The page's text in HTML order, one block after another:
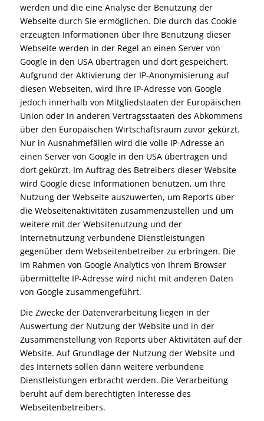
werden und die eine Analyse der Benutzung der
Webseite durch Sie ermöglichen. Die durch das Cookie
erzeugten Informationen über Ihre Benutzung dieser
Webseite werden in der Regel an einen Server von
Google in den USA übertragen und dort gespeichert.
Aufgrund der Aktivierung der IP-Anonymisierung auf
diesen Webseiten, wird Ihre IP-Adresse von Google
jedoch innerhalb von Mitgliedstaaten der Europäischen
Union oder in anderen Vertragsstaaten des Abkommens
über den Europäischen Wirtschaftsraum zuvor gekürzt.
Nur in Ausnahmefällen wird die volle IP-Adresse an
einen Server von Google in den USA übertragen und
dort gekürzt. Im Auftrag des Betreibers dieser Website
wird Google diese Informationen benutzen, um Ihre
Nutzung der Webseite auszuwerten, um Reports über
die Webseitenaktivitäten zusammenzustellen und um
weitere mit der Websitenutzung und der
Internetnutzung verbundene Dienstleistungen
gegenüber dem Webseitenbetreiber zu erbringen. Die
im Rahmen von Google Analytics von Ihrem Browser
übermittelte IP-Adresse wird nicht mit anderen Daten
von Google zusammengeführt.
Die Zwecke der Datenverarbeitung liegen in der
Auswertung der Nutzung der Website und in der
Zusammenstellung von Reports über Aktivitäten auf der
Website. Auf Grundlage der Nutzung der Website und
des Internets sollen dann weitere verbundene
Dienstleistungen erbracht werden. Die Verarbeitung
beruht auf dem berechtigten Interesse des
Webseitenbetreibers.